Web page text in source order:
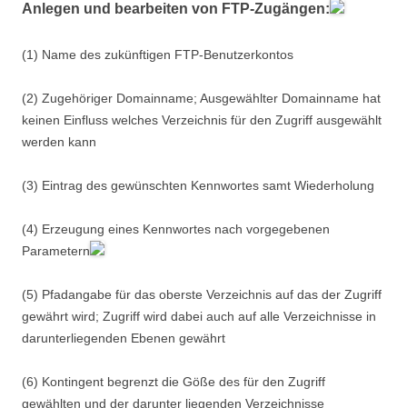
Anlegen und bearbeiten von FTP-Zugängen:
(1) Name des zukünftigen FTP-Benutzerkontos
(2) Zugehöriger Domainname; Ausgewählter Domainname hat
keinen Einfluss welches Verzeichnis für den Zugriff ausgewählt
werden kann
(3) Eintrag des gewünschten Kennwortes samt Wiederholung
(4) Erzeugung eines Kennwortes nach vorgegebenen
Parametern
(5) Pfadangabe für das oberste Verzeichnis auf das der Zugriff
gewährt wird; Zugriff wird dabei auch auf alle Verzeichnisse in
darunterliegenden Ebenen gewährt
(6) Kontingent begrenzt die Göße des für den Zugriff
gewählten und der darunter liegenden Verzeichnisse